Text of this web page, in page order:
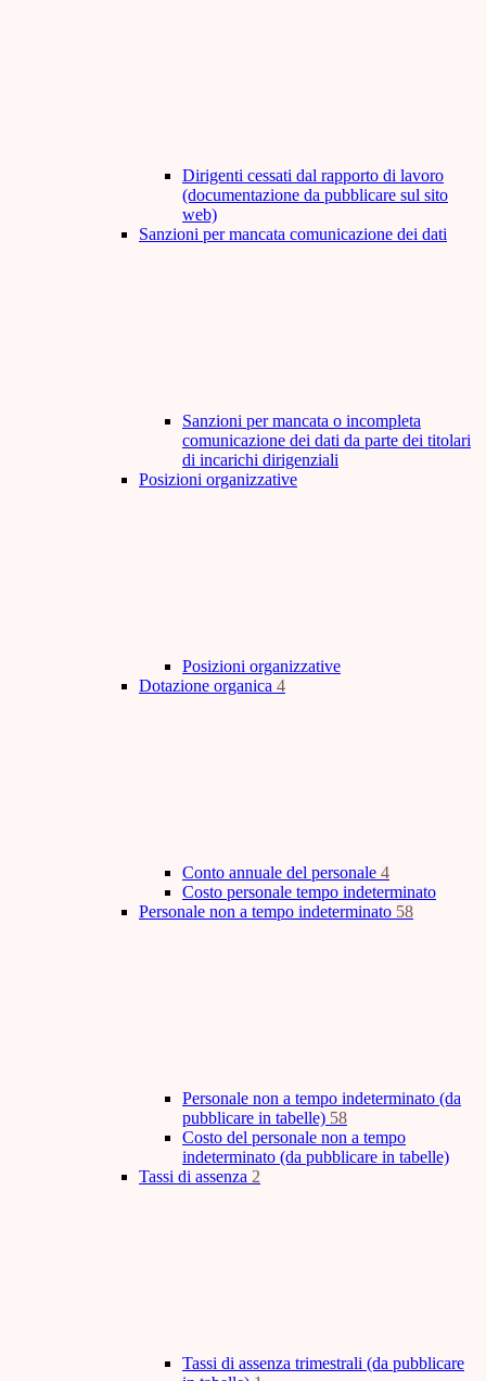
Dirigenti cessati dal rapporto di lavoro
(documentazione da pubblicare sul sito
web)
Sanzioni per mancata comunicazione dei dati
Sanzioni per mancata o incompleta
comunicazione dei dati da parte dei titolari
di incarichi dirigenziali
Posizioni organizzative
Posizioni organizzative
Dotazione organica 4
Conto annuale del personale 4
Costo personale tempo indeterminato
Personale non a tempo indeterminato 58
Personale non a tempo indeterminato (da
pubblicare in tabelle) 58
Costo del personale non a tempo
indeterminato (da pubblicare in tabelle)
Tassi di assenza 2
Tassi di assenza trimestrali (da pubblicare